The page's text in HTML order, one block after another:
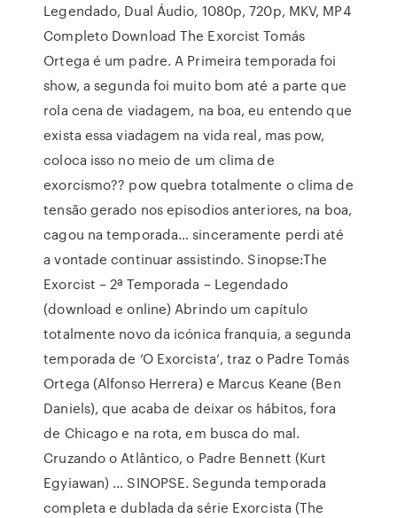
Legendado, Dual Áudio, 1080p, 720p, MKV, MP4
Completo Download The Exorcist Tomás
Ortega é um padre. A Primeira temporada foi
show, a segunda foi muito bom até a parte que
rola cena de viadagem, na boa, eu entendo que
exista essa viadagem na vida real, mas pow,
coloca isso no meio de um clima de
exorcismo?? pow quebra totalmente o clima de
tensão gerado nos episodios anteriores, na boa,
cagou na temporada… sinceramente perdi até
a vontade continuar assistindo. Sinopse:The
Exorcist – 2ª Temporada – Legendado
(download e online) Abrindo um capítulo
totalmente novo da icónica franquia, a segunda
temporada de ‘O Exorcista‘, traz o Padre Tomás
Ortega (Alfonso Herrera) e Marcus Keane (Ben
Daniels), que acaba de deixar os hábitos, fora
de Chicago e na rota, em busca do mal.
Cruzando o Atlântico, o Padre Bennett (Kurt
Egyiawan) … SINOPSE. Segunda temporada
completa e dublada da série Exorcista (The